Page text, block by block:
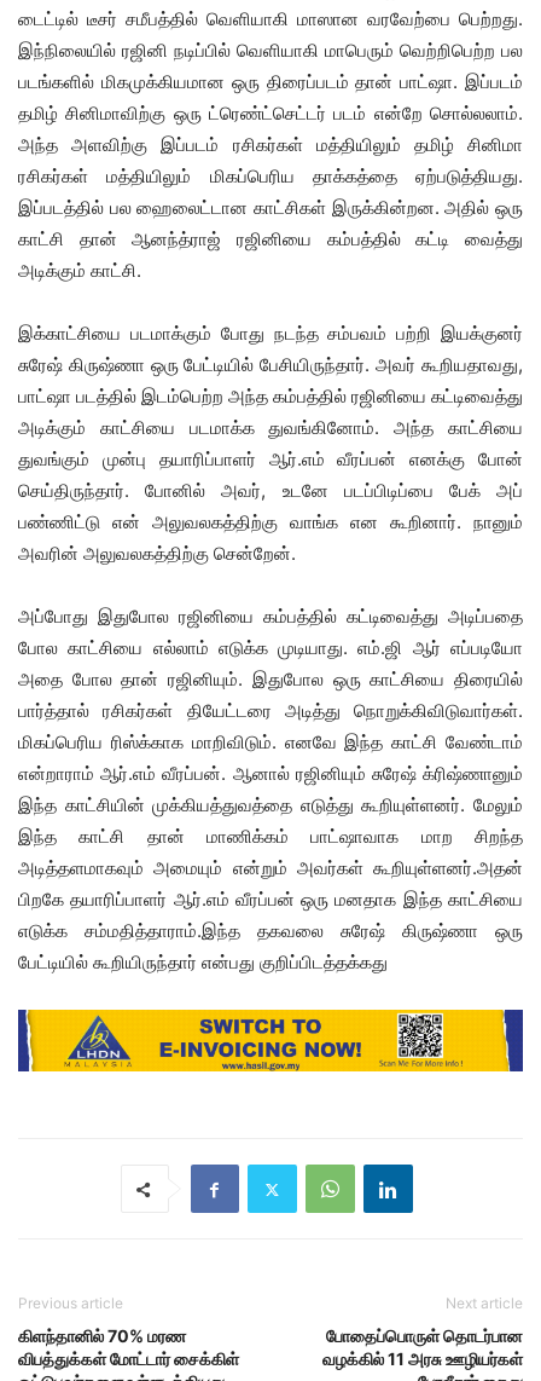
டைட்டில் டீசர் சமீபத்தில் வெளியாகி மாஸான வரவேற்பை பெற்றது.
இந்நிலையில் ரஜினி நடிப்பில் வெளியாகி மாபெரும் வெற்றிபெற்ற பல
படங்களில் மிகமுக்கியமான ஒரு திரைப்படம் தான் பாட்ஷா. இப்படம்
தமிழ் சினிமாவிற்கு ஒரு ட்ரெண்ட்செட்டர் படம் என்றே சொல்லலாம்.
அந்த அளவிற்கு இப்படம் ரசிகர்கள் மத்தியிலும் தமிழ் சினிமா
ரசிகர்கள் மத்தியிலும் மிகப்பெரிய தாக்கத்தை ஏற்படுத்தியது.
இப்படத்தில் பல ஹைலைட்டான காட்சிகள் இருக்கின்றன. அதில் ஒரு
காட்சி தான் ஆனந்த்ராஜ் ரஜினியை கம்பத்தில் கட்டி வைத்து
அடிக்கும் காட்சி.
இக்காட்சியை படமாக்கும் போது நடந்த சம்பவம் பற்றி இயக்குனர்
சுரேஷ் கிருஷ்ணா ஒரு பேட்டியில் பேசியிருந்தார். அவர் கூறியதாவது,
பாட்ஷா படத்தில் இடம்பெற்ற அந்த கம்பத்தில் ரஜினியை கட்டிவைத்து
அடிக்கும் காட்சியை படமாக்க துவங்கினோம். அந்த காட்சியை
துவங்கும் முன்பு தயாரிப்பாளர் ஆர்.எம் வீரப்பன் எனக்கு போன்
செய்திருந்தார். போனில் அவர், உடனே படப்பிடிப்பை பேக் அப்
பண்ணிட்டு என் அலுவலகத்திற்கு வாங்க என கூறினார். நானும்
அவரின் அலுவலகத்திற்கு சென்றேன்.
அப்போது இதுபோல ரஜினியை கம்பத்தில் கட்டிவைத்து அடிப்பதை
போல காட்சியை எல்லாம் எடுக்க முடியாது. எம்.ஜி ஆர் எப்படியோ
அதை போல தான் ரஜினியும். இதுபோல ஒரு காட்சியை திரையில்
பார்த்தால் ரசிகர்கள் தியேட்டரை அடித்து நொறுக்கிவிடுவார்கள்.
மிகப்பெரிய ரிஸ்க்காக மாறிவிடும். எனவே இந்த காட்சி வேண்டாம்
என்றாராம் ஆர்.எம் வீரப்பன். ஆனால் ரஜினியும் சுரேஷ் க்ரிஷ்ணானும்
இந்த காட்சியின் முக்கியத்துவத்தை எடுத்து கூறியுள்ளனர். மேலும்
இந்த காட்சி தான் மாணிக்கம் பாட்ஷாவாக மாற சிறந்த
அடித்தளமாகவும் அமையும் என்றும் அவர்கள் கூறியுள்ளனர்.அதன்
பிறகே தயாரிப்பாளர் ஆர்.எம் வீரப்பன் ஒரு மனதாக இந்த காட்சியை
எடுக்க சம்மதித்தாராம்.இந்த தகவலை சுரேஷ் கிருஷ்ணா ஒரு
பேட்டியில் கூறியிருந்தார் என்பது குறிப்பிடத்தக்கது
Previous article
கிளந்தானில் 70% மரண
விபத்துக்கள் மோட்டார் சைக்கிள்
Next article
போதைப்பொருள் தொடர்பான
வழக்கில் 11 அரசு ஊழியர்கள்